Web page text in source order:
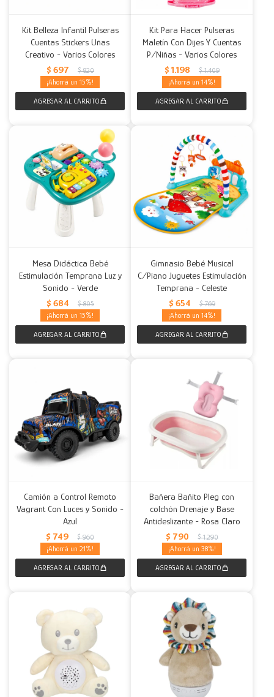
Kit Belleza Infantil Pulseras
Cuentas Stickers Uñas
Creativo - Varios Colores
$ 697 $ 820
15
Kit Para Hacer Pulseras
Maletín Con Dijes Y Cuentas
P/Niñas - Varios Colores
$ 1.198 $ 1.409
14
Mesa Didáctica Bebé
Estimulación Temprana Luz y
Sonido - Verde
$ 684 $ 805
15
Gimnasio Bebé Musical
C/Piano Juguetes Estimulación
Temprana - Celeste
$ 654 $ 769
14
Camión a Control Remoto
Vagrant Con Luces y Sonido -
Azul
$ 749 $ 960
21
Bañera Bañito Pleg con
colchón Drenaje y Base
Antideslizante - Rosa Claro
$ 790 $ 1.290
38